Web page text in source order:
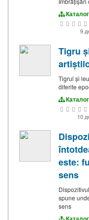
9
Tigru
Tigrul și
diferite
10
este:
sens
spune
sens